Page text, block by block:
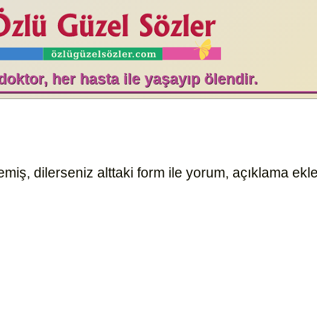
her hasta ile yaşayıp ölendir.
dilerseniz alttaki form ile yorum, açıklama